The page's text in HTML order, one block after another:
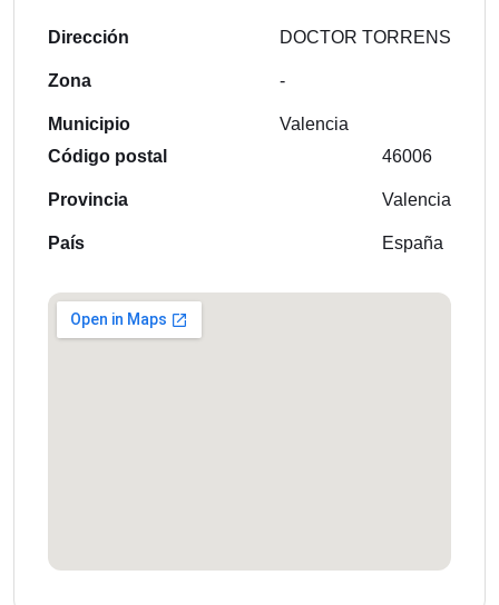
Dirección
Zona
Municipio
DOCTOR TORRENS
-
Valencia
Código postal
Provincia
País
46006
Valencia
España